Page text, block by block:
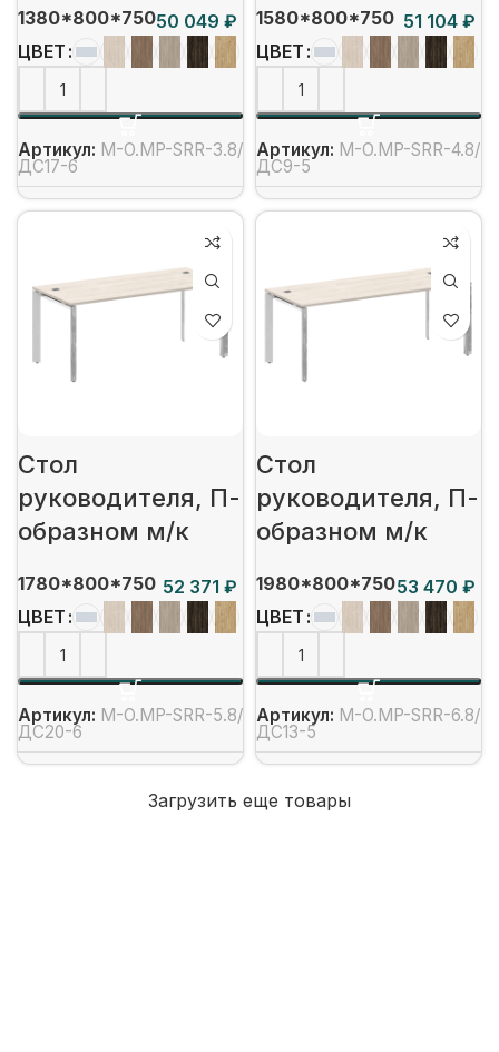
1380*800*750
₽
ЦВЕТ
Артикул: M-O.MP-SRR-3.8/
ДС17-6
1580*800*750
₽
ЦВЕТ
Артикул: M-O.MP-SRR-4.8/
ДС9-5
Стол
руководителя, П-
образном м/к
1780*800*750
₽
ЦВЕТ
Артикул: M-O.MP-SRR-5.8/
ДС20-6
Стол
руководителя, П-
образном м/к
1980*800*750
₽
ЦВЕТ
Артикул: M-O.MP-SRR-6.8/
ДС13-5
Загрузить еще товары